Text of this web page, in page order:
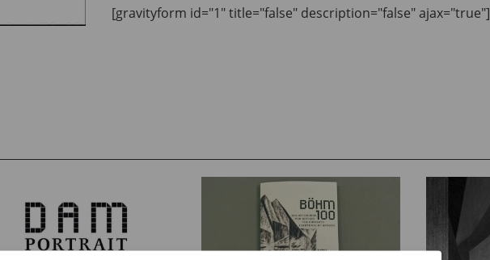
[gravityform id="1" title="false" description="false" ajax="true"]